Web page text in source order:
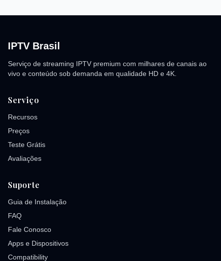
IPTV Brasil
Serviço de streaming IPTV premium com milhares de canais ao
vivo e conteúdo sob demanda em qualidade HD e 4K.
Serviço
Recursos
Preços
Teste Grátis
Avaliações
Suporte
Guia de Instalação
FAQ
Fale Conosco
Apps e Dispositivos
Compatibility